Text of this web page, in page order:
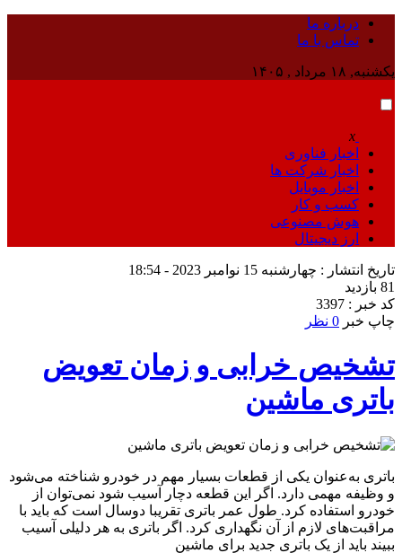
درباره ما
تماس با ما
یکشنبه, ۱۸ مرداد , ۱۴۰۵
x
اخبار فناوری
اخبار شرکت ها
اخبار موبایل
کسب و کار
هوش مصنوعی
ارز دیجیتال
تاریخ انتشار : چهارشنبه 15 نوامبر 2023 - 18:54
81 بازدید
کد خبر : 3397
چاپ خبر 0 نظر
تشخیص خرابی و زمان تعویض
باتری ماشین
باتری به‌عنوان یکی از قطعات بسیار مهم در خودرو شناخته می‌شود
و وظیفه مهمی دارد. اگر این قطعه دچار آسیب شود نمی‌توان از
خودرو استفاده کرد. طول عمر باتری تقریبا دوسال است که باید با
مراقبت‌های لازم از آن نگهداری کرد. اگر باتری به هر دلیلی آسیب
ببیند باید از یک باتری جدید برای ماشین